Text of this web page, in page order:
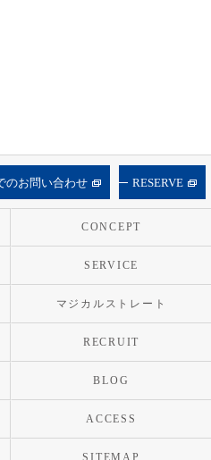
のお問い合わせ RESERVE
CONCEPT
SERVICE
マジカルストレート
RECRUIT
BLOG
ACCESS
SITEMAP